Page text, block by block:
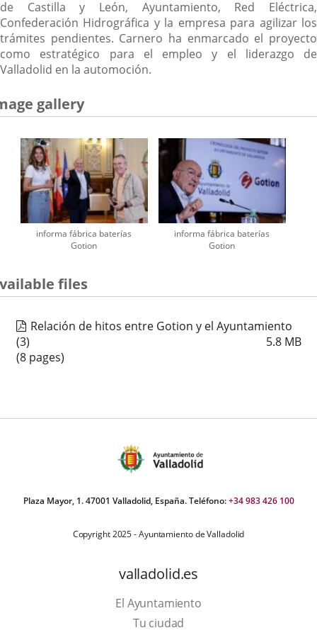
de Castilla y León, Ayuntamiento, Red Eléctrica,
Confederación Hidrográfica y la empresa para agilizar los
trámites pendientes. Carnero ha enmarcado el proyecto
como estratégico para el empleo y el liderazgo de
Valladolid en la automoción.
gallery
informa fábrica baterías
Gotion
informa fábrica baterías
Gotion
files
Relación de hitos entre Gotion y el Ayuntamiento
(3)
5.8 MB
(8 pages)
Plaza Mayor, 1. 47001 Valladolid, España. Teléfono:+34 983 426 100
Copyright 2025 - Ayuntamiento de Valladolid
valladolid.es
El Ayuntamiento
Tu ciudad